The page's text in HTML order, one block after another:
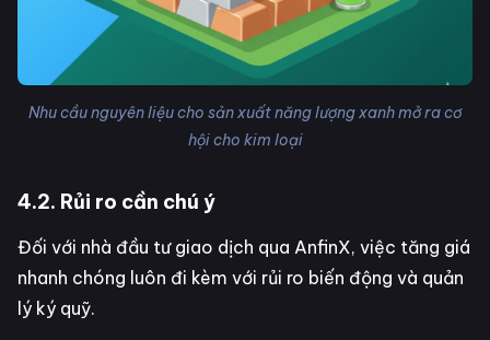
Nhu cầu nguyên liệu cho sản xuất năng lượng xanh mở ra cơ
hội cho kim loại
4.2. Rủi ro cần chú ý
Đối với nhà đầu tư giao dịch qua AnfinX, việc tăng giá
nhanh chóng luôn đi kèm với rủi ro biến động và quản
lý ký quỹ.